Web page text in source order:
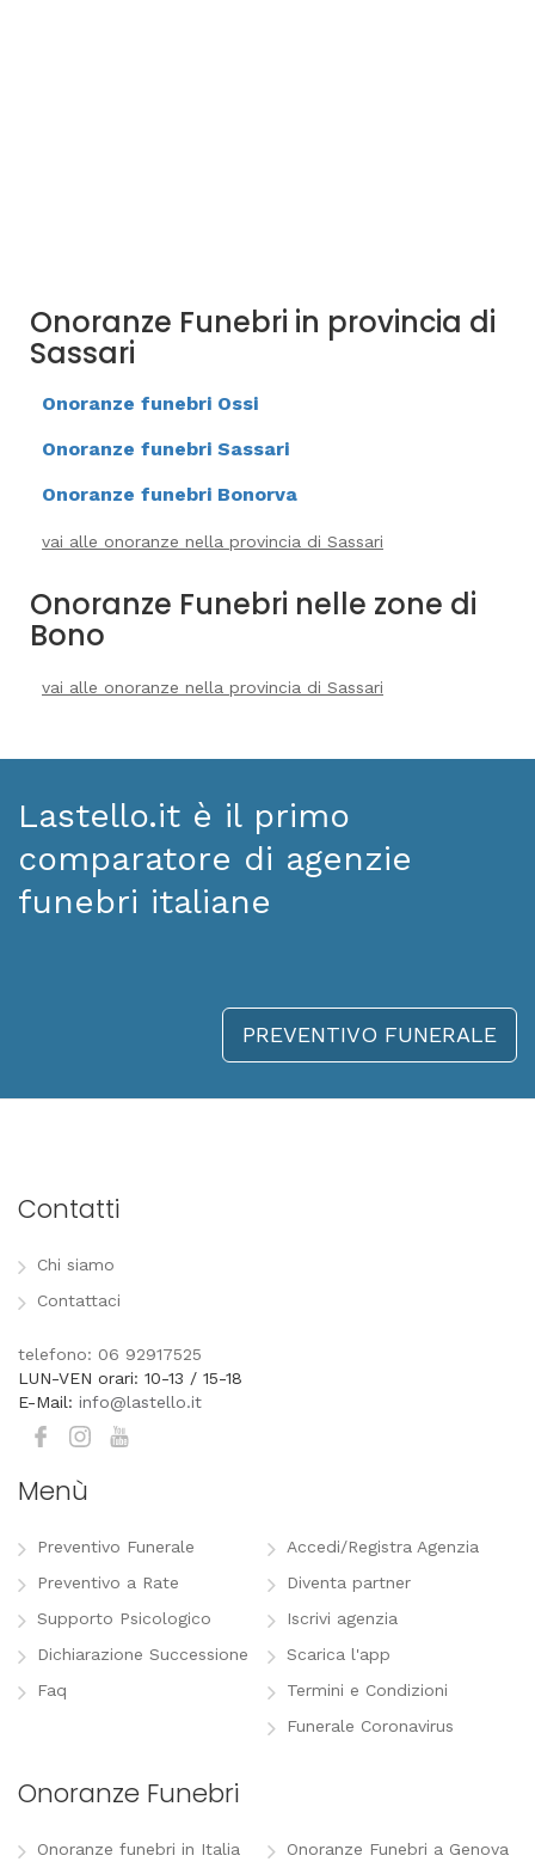
Onoranze Funebri in provincia di
Sassari
Onoranze funebri Ossi
Onoranze funebri Sassari
Onoranze funebri Bonorva
vai alle onoranze nella provincia di Sassari
Onoranze Funebri nelle zone di
Bono
vai alle onoranze nella provincia di Sassari
Lastello.it è il primo
comparatore di agenzie
funebri italiane
PREVENTIVO FUNERALE
Contatti
Chi siamo
Contattaci
telefono: 06 92917525
LUN-VEN orari: 10-13 / 15-18
E-Mail: info@lastello.it
Menù
Preventivo Funerale
Preventivo a Rate
Supporto Psicologico
Dichiarazione Successione
Faq
Accedi/Registra Agenzia
Diventa partner
Iscrivi agenzia
Scarica l'app
Termini e Condizioni
Funerale Coronavirus
Onoranze Funebri
Onoranze funebri in Italia Onoranze Funebri a Genova